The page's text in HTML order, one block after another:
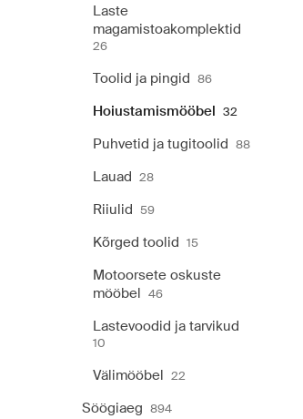
Laste
magamistoakomplektid
26
Toolid ja pingid 86
Hoiustamismööbel 32
Puhvetid ja tugitoolid 88
Lauad 28
Riiulid 59
Kõrged toolid 15
Motoorsete oskuste
mööbel 46
Lastevoodid ja tarvikud
10
Välimööbel 22
Söögiaeg 894